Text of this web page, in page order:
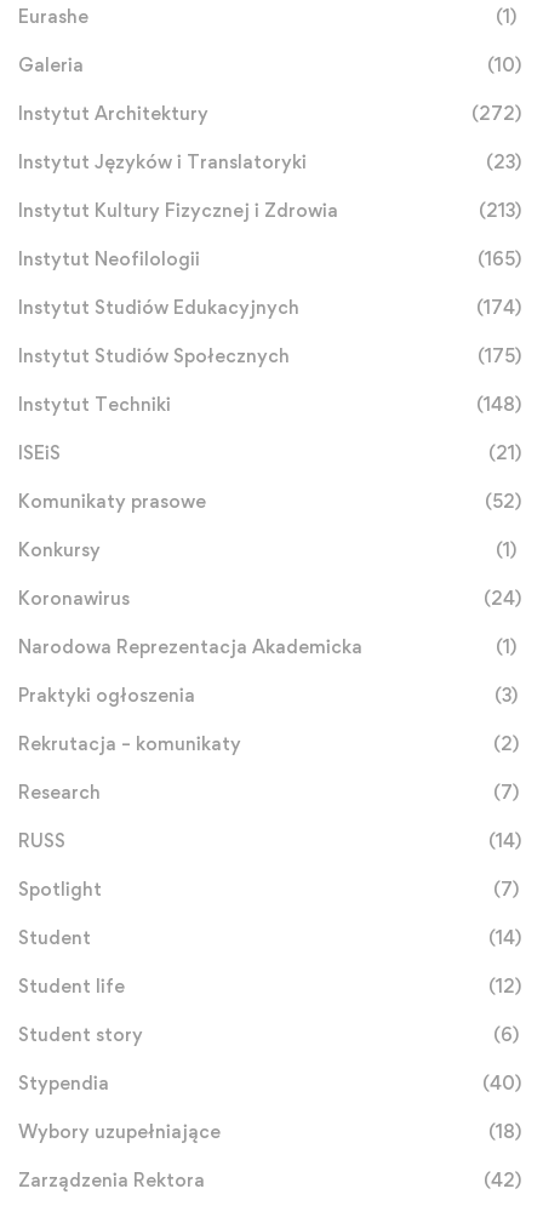
Eurashe (1)
Galeria (10)
Instytut Architektury (272)
Instytut Języków i Translatoryki (23)
Instytut Kultury Fizycznej i Zdrowia (213)
Instytut Neofilologii (165)
Instytut Studiów Edukacyjnych (174)
Instytut Studiów Społecznych (175)
Instytut Techniki (148)
ISEiS (21)
Komunikaty prasowe (52)
Konkursy (1)
Koronawirus (24)
Narodowa Reprezentacja Akademicka (1)
Praktyki ogłoszenia (3)
Rekrutacja – komunikaty (2)
Research (7)
RUSS (14)
Spotlight (7)
Student (14)
Student life (12)
Student story (6)
Stypendia (40)
Wybory uzupełniające (18)
Zarządzenia Rektora (42)